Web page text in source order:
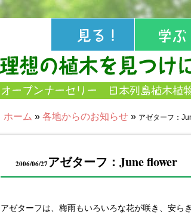
ホーム » 各地からのお知らせ » アゼターフ：
2006/06/27アゼターフ：June flower
アゼターフは、梅雨もいろいろな花が咲き、安ら